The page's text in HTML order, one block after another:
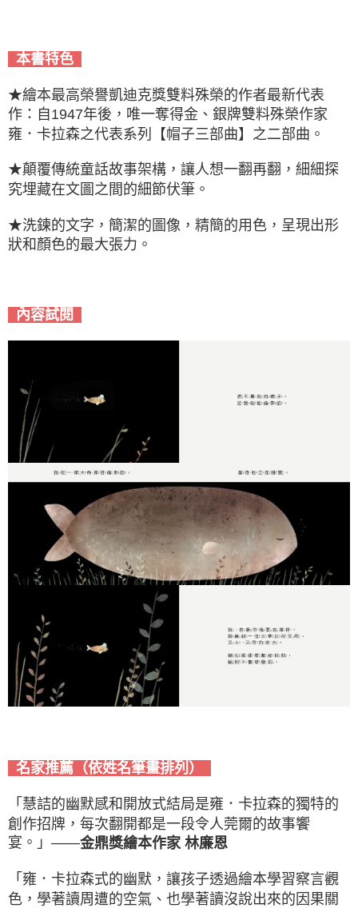
本書特色
★繪本最高榮譽凱迪克獎雙料殊榮的作者最新代表
作：自1947年後，唯一奪得金、銀牌雙料殊榮作家
雍．卡拉森之代表系列【帽子三部曲】之二部曲。
★顛覆傳統童話故事架構，讓人想一翻再翻，細細探
究埋藏在文圖之間的細節伏筆。
★洗鍊的文字，簡潔的圖像，精簡的用色，呈現出形
狀和顏色的最大張力。
內容試閱
名家推薦（依姓名筆畫排列）
「慧詰的幽默感和開放式結局是雍．卡拉森的獨特的
創作招牌，每次翻開都是一段令人莞爾的故事饗
宴。」——金鼎獎繪本作家 林廉恩
「雍．卡拉森式的幽默，讓孩子透過繪本學習察言觀
色，學著讀周遭的空氣、也學著讀沒說出來的因果關